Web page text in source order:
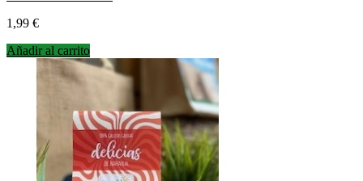
Precio
1,99 €
Añadir al carrito